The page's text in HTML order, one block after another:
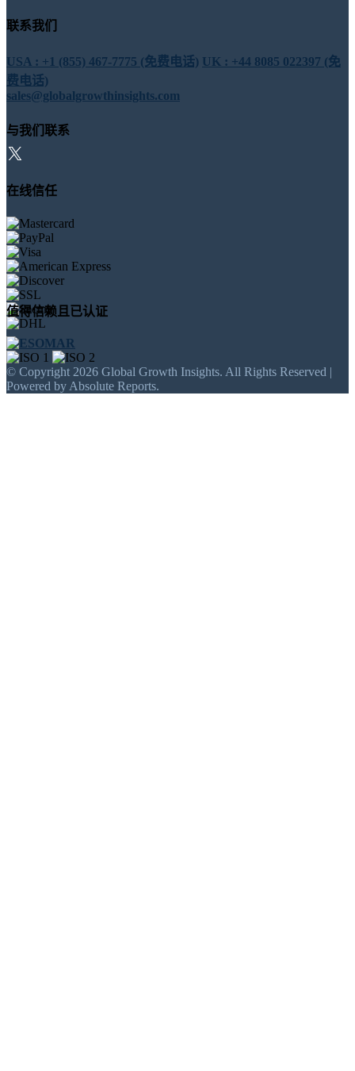
联系我们
USA : +1 (855) 467-7775 (免费电话) UK : +44 8085 022397 (免
费电话)
sales@globalgrowthinsights.com
与我们联系
在线信任
值得信赖且已认证
© Copyright 2026 Global Growth Insights. All Rights Reserved |
Powered by Absolute Reports.